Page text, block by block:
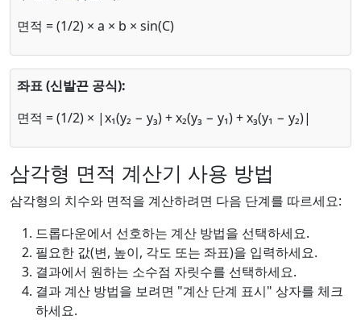
면적 = (1/2) × a × b × sin(C)
좌표 (신발끈 공식):
면적 = (1/2) × |x₁(y₂ − y₃) + x₂(y₃ − y₁) + x₃(y₁ − y₂)|
삼각형 면적 계산기 사용 방법
삼각형의 치수와 면적을 계산하려면 다음 단계를 따르세요:
드롭다운에서 선호하는 계산 방법을 선택하세요.
필요한 값(변, 높이, 각도 또는 좌표)을 입력하세요.
결과에서 원하는 소수점 자릿수를 선택하세요.
결과 계산 방법을 보려면 "계산 단계 표시" 상자를 체크
하세요.